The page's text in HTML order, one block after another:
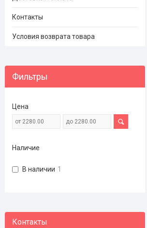
Контакты
Условия возврата товара
Фильтры
Цена
Наличие
В наличии 1